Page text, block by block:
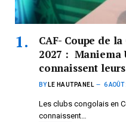
CAF- Coupe de
2027 : Maniema
connaissent
BY LE HAUTPANEL 6
Les clubs congolais en
connaissent…